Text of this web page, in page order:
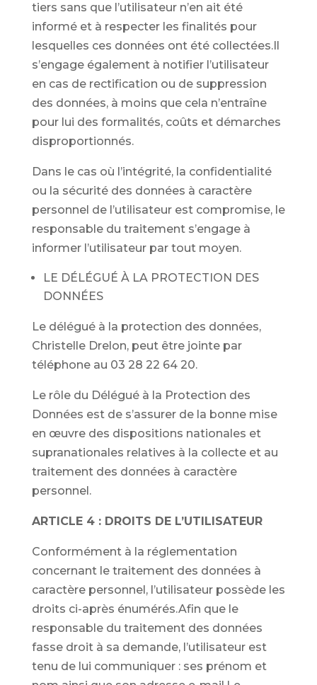
tiers sans que l’utilisateur n’en ait été
informé et à respecter les finalités pour
lesquelles ces données ont été collectées.Il
s’engage également à notifier l’utilisateur
en cas de rectification ou de suppression
des données, à moins que cela n’entraîne
pour lui des formalités, coûts et démarches
disproportionnés.
Dans le cas où l’intégrité, la confidentialité
ou la sécurité des données à caractère
personnel de l’utilisateur est compromise, le
responsable du traitement s’engage à
informer l’utilisateur par tout moyen.
LE DÉLÉGUÉ À LA PROTECTION DES
DONNÉES
Le délégué à la protection des données,
Christelle Drelon, peut être jointe par
téléphone au 03 28 22 64 20.
Le rôle du Délégué à la Protection des
Données est de s’assurer de la bonne mise
en œuvre des dispositions nationales et
supranationales relatives à la collecte et au
traitement des données à caractère
personnel.
ARTICLE 4 : DROITS DE L’UTILISATEUR
Conformément à la réglementation
concernant le traitement des données à
caractère personnel, l’utilisateur possède les
droits ci-après énumérés.Afin que le
responsable du traitement des données
fasse droit à sa demande, l’utilisateur est
tenu de lui communiquer : ses prénom et